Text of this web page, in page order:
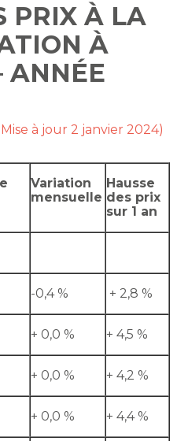
PRIX À LA
À
ANNÉE
Mise à jour 2 janvier 2024)
Variation
mensuelle
Hausse
des prix
sur 1 an
-0,4 % + 2,8 %
+ 0,0 % + 4,5 %
+ 0,0 % + 4,2 %
+ 0,0 % + 4,4 %